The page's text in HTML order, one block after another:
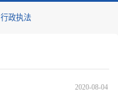
行政执法
2020-08-04